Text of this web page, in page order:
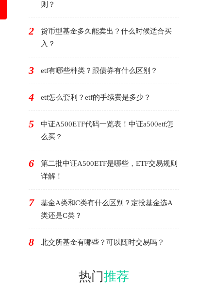
则？
2
货币型基金多久能卖出？什么时候适合买
入？
3 etf有哪些种类？跟债券有什么区别？
4 etf怎么套利？etf的手续费是多少？
5
中证A500ETF代码一览表！中证a500etf怎
么买？
6
第二批中证A500ETF是哪些，ETF交易规则
详解！
7
基金A类和C类有什么区别？定投基金选A
类还是C类？
8 北交所基金有哪些？可以随时交易吗？
热门推荐